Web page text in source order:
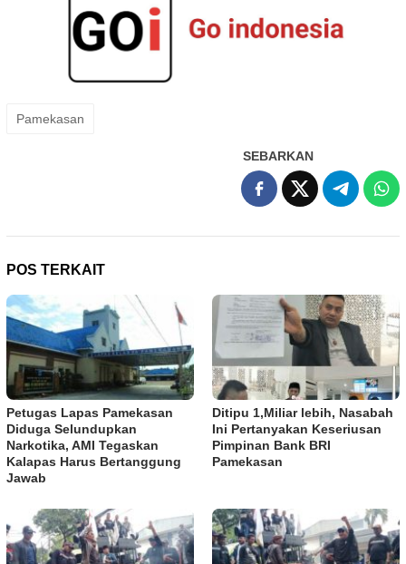
Pamekasan
SEBARKAN
POS TERKAIT
Petugas Lapas Pamekasan
Diduga Selundupkan
Narkotika, AMI Tegaskan
Kalapas Harus Bertanggung
Jawab
Ditipu 1,Miliar lebih, Nasabah
Ini Pertanyakan Keseriusan
Pimpinan Bank BRI
Pamekasan